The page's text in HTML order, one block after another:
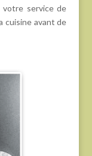
votre service de
cuisine avant de